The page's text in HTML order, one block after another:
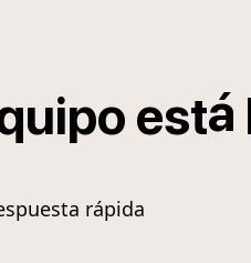
está
rápida